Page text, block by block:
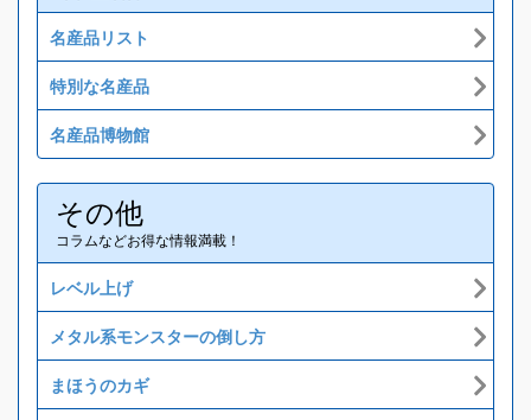
名産品リスト
特別な名産品
名産品博物館
その他
コラムなどお得な情報満載！
レベル上げ
メタル系モンスターの倒し方
まほうのカギ